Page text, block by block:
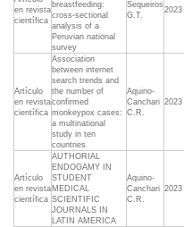
en revista
científica
breastfeeding:
cross-sectional
analysis of a
Peruvian national
survey
Sequeiros
G.T.
2023
Artículo
en revista
científica
Association
between internet
search trends and
the number of
confirmed
monkeypox cases:
a multinational
study in ten
countries
Aquino-
Canchari
C.R.
2023
Artículo
en revista
científica
AUTHORIAL
ENDOGAMY IN
STUDENT
MEDICAL
SCIENTIFIC
JOURNALS IN
LATIN AMERICA
Aquino-
Canchari
C.R.
2023